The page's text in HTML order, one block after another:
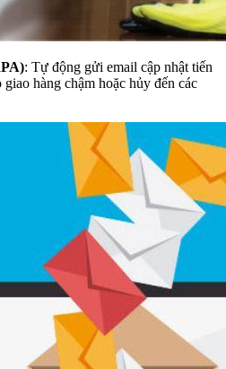
: Tự động gửi email cập nhật tiến
hàng chậm hoặc hủy đến các